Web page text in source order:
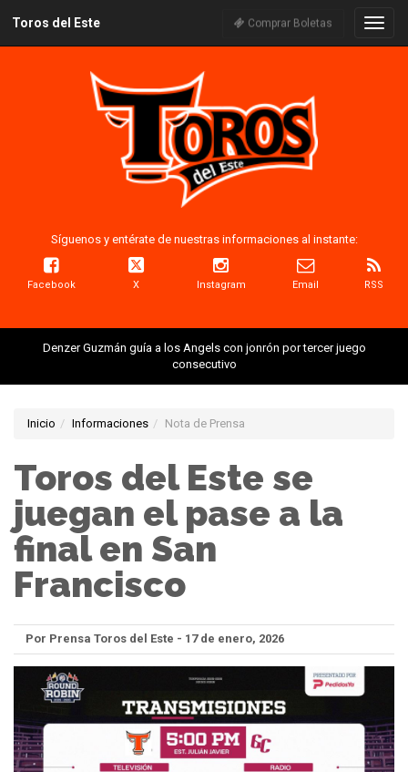
Toros del Este Comprar Boletas
Síguenos y entérate de nuestras informaciones al instante:
Facebook X Instagram Email RSS
Denzer Guzmán guía a los Angels con jonrón por tercer juego
consecutivo
Inicio Informaciones Nota de Prensa
Toros del Este se
juegan el pase a la
final en San
Francisco
Por Prensa Toros del Este - 17 de enero, 2026